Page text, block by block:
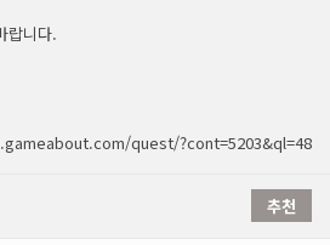
랍니다.
quest/?cont=5203&ql=48
추천